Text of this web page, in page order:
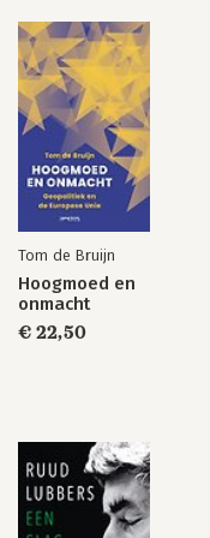
en
84
87
volkshuisvesting 89
143
zekerheid 145
zekerheid 156
Tom de Bruijn
Hoogmoed en
onmacht
€ 22,50